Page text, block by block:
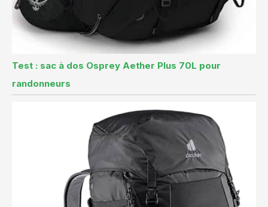
Test : sac à dos Osprey Aether Plus 70L pour
randonneurs